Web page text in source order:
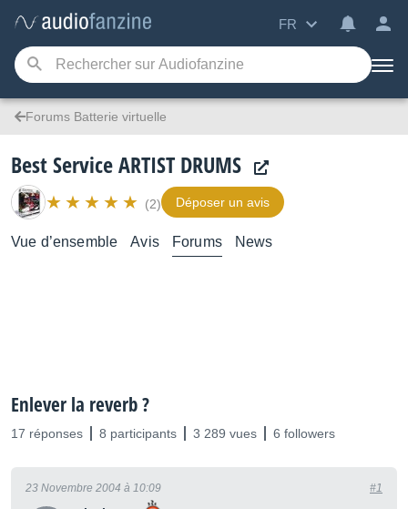
FR
Forums Batterie virtuelle
Best Service ARTIST DRUMS
(2) Déposer un avis
Vue d’ensemble Avis Forums News
Enlever la reverb ?
17 réponses 8 participants 3 289 vues 6 followers
23 Novembre 2004 à 10:09 #1